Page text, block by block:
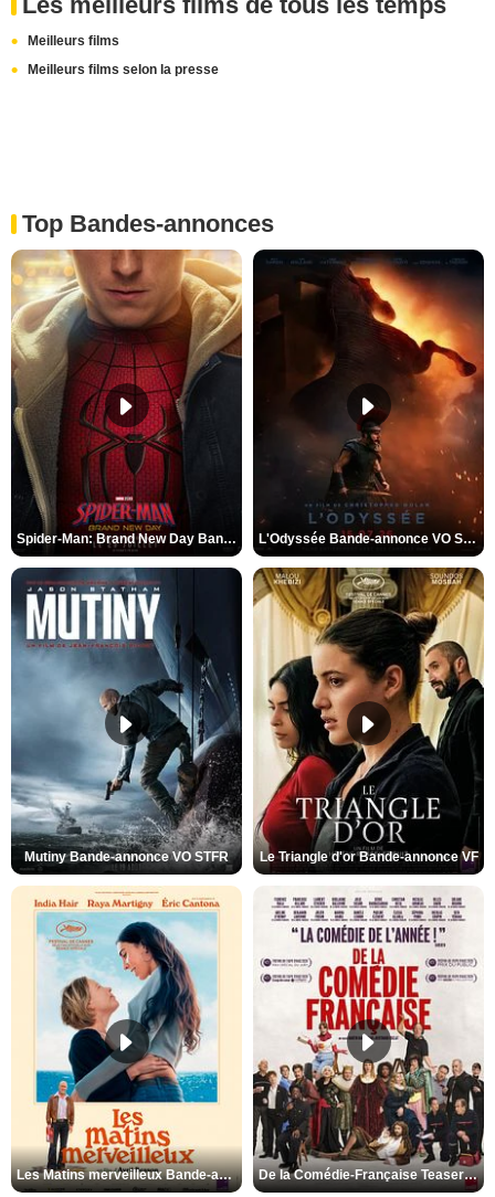
Meilleurs films
Meilleurs films selon la presse
Top Bandes-annonces
Spider-Man: Brand New Day Bande-annonce VO STFR L'Odyssée Bande-annonce VO STFR
Mutiny Bande-annonce VO STFR Le Triangle d'or Bande-annonce VF
Les Matins merveilleux Bande-annonce VF De la Comédie-Française Teaser VF